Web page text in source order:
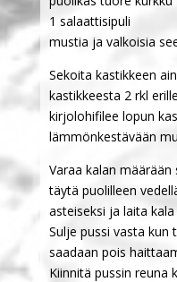
1 salaattisipuli
mustia ja valkoisia
Sekoita kastikkeen
kastikkeesta 2 rkl
kirjolohifilee lopun
lämmönkestävään
Varaa kalan
täytä puolilleen
asteiseksi ja laita
Sulje pussi vasta
saadaan pois
Kiinnitä pussin reuna